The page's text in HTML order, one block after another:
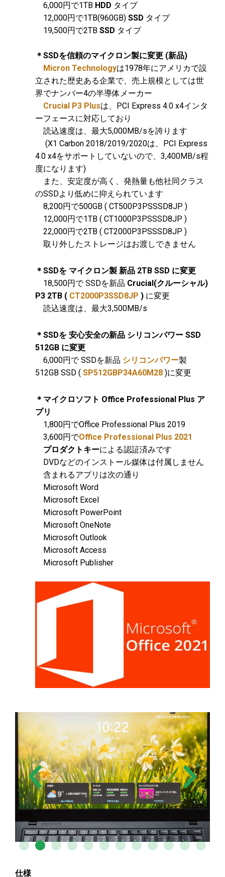
6,000円で1TB HDD タイプ
12,000円で1TB(960GB) SSD タイプ
19,500円で2TB SSD タイプ
＊SSDを信頼のマイクロン製に変更 (新品)
Micron Technologyは1978年にアメリカで設
立された歴史ある企業で、売上規模としては世
界でナンバー4の半導体メーカー
Crucial P3 Plusは、PCI Express 4.0 x4インタ
ーフェースに対応しており
読込速度は、最大5,000MB/sを誇ります
(X1 Carbon 2018/2019/2020は、PCI Express
4.0 x4をサポートしていないので、3,400MB/s程
度になります)
また、安定度が高く、発熱量も他社同クラス
のSSDより低めに抑えられています
8,200円で500GB ( CT500P3PSSSD8JP )
12,000円で1TB ( CT1000P3PSSSD8JP )
22,000円で2TB ( CT2000P3PSSSD8JP )
取り外したストレージはお渡しできません
＊SSDを マイクロン製 新品 2TB SSD に変更
18,500円で SSDを新品 Crucial(クルーシャル)
P3 2TB ( CT2000P3SSD8JP ) に変更
読込速度は、最大3,500MB/s
＊SSDを 安心安全の新品 シリコンパワー SSD
512GB に変更
6,000円で SSDを新品 シリコンパワー製
512GB SSD ( SP512GBP34A60M28 )に変更
＊マイクロソフト Office Professional Plus ア
プリ
1,800円でOffice Professional Plus 2019
3,600円でOffice Professional Plus 2021
プロダクトキーによる認証済みです
DVDなどのインストール媒体は付属しません
含まれるアプリは次の通り
Microsoft Word
Microsoft Excel
Microsoft PowerPoint
Microsoft OneNote
Microsoft Outlook
Microsoft Access
Microsoft Publisher
仕様